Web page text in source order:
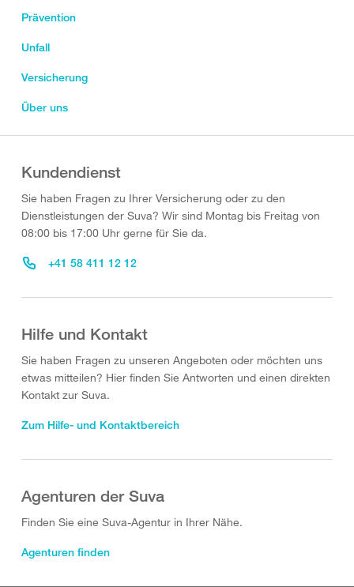
Prävention
Unfall
Versicherung
Über uns
Kundendienst
Sie haben Fragen zu Ihrer Versicherung oder zu den
Dienstleistungen der Suva? Wir sind Montag bis Freitag von
08:00 bis 17:00 Uhr gerne für Sie da.
+41 58 411 12 12
Hilfe und Kontakt
Sie haben Fragen zu unseren Angeboten oder möchten uns
etwas mitteilen? Hier finden Sie Antworten und einen direkten
Kontakt zur Suva.
Zum Hilfe- und Kontaktbereich
Agenturen der Suva
Finden Sie eine Suva-Agentur in Ihrer Nähe.
Agenturen finden